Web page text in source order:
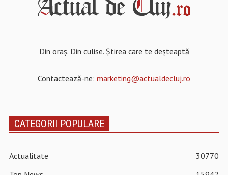
Din oraș. Din culise. Știrea care te deșteaptă
Contactează-ne: marketing@actualdecluj.ro
CATEGORII POPULARE
Actualitate
30770